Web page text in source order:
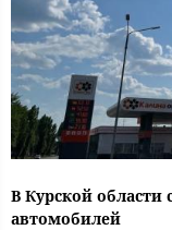
В Курской области
автомобилей